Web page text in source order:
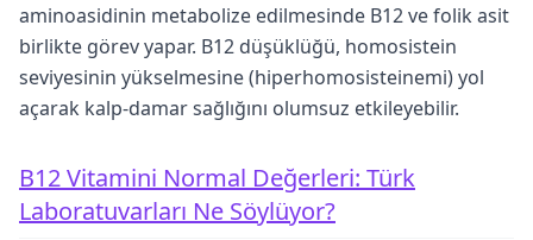
aminoasidinin metabolize edilmesinde B12 ve folik asit
birlikte görev yapar. B12 düşüklüğü, homosistein
seviyesinin yükselmesine (hiperhomosisteinemi) yol
açarak kalp-damar sağlığını olumsuz etkileyebilir.
B12 Vitamini Normal Değerleri: Türk
Laboratuvarları Ne Söylüyor?